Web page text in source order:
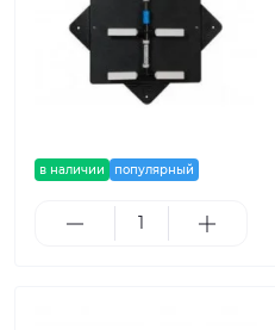
в наличии популярный